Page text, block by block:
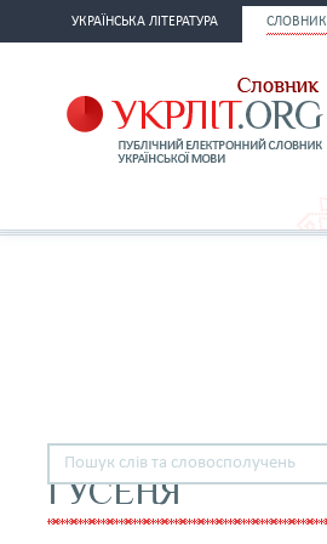
УКРАЇНСЬКА ЛІТЕРАТУРА СЛОВНИК
ГУСЕНЯ